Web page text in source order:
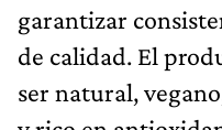
garantizar
de calidad. El
ser natural,